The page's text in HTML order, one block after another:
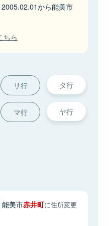
から能美市
ちら
サ行 タ行
マ行 ヤ行
能美市赤井町に住所変更